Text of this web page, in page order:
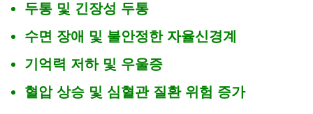
두통 및 긴장성 두통
수면 장애 및 불안정한 자율신경계
기억력 저하 및 우울증
혈압 상승 및 심혈관 질환 위험 증가